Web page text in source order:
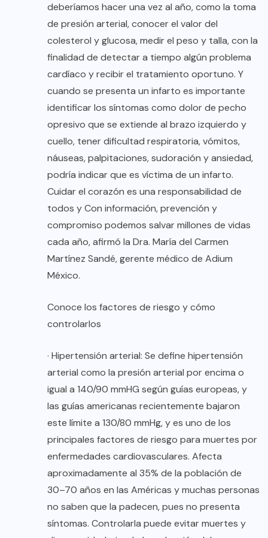
deberíamos hacer una vez al año, como la toma
de presión arterial, conocer el valor del
colesterol y glucosa, medir el peso y talla, con la
finalidad de detectar a tiempo algún problema
cardíaco y recibir el tratamiento oportuno. Y
cuando se presenta un infarto es importante
identificar los síntomas como dolor de pecho
opresivo que se extiende al brazo izquierdo y
cuello, tener dificultad respiratoria, vómitos,
náuseas, palpitaciones, sudoración y ansiedad,
podría indicar que es víctima de un infarto.
Cuidar el corazón es una responsabilidad de
todos y Con información, prevención y
compromiso podemos salvar millones de vidas
cada año, afirmó la Dra. María del Carmen
Martínez Sandé, gerente médico de Adium
México.
Conoce los factores de riesgo y cómo
controlarlos
· Hipertensión arterial: Se define hipertensión
arterial como la presión arterial por encima o
igual a 140/90 mmHG según guías europeas, y
las guías americanas recientemente bajaron
este límite a 130/80 mmHg, y es uno de los
principales factores de riesgo para muertes por
enfermedades cardiovasculares. Afecta
aproximadamente al 35% de la población de
30–70 años en las Américas y muchas personas
no saben que la padecen, pues no presenta
síntomas. Controlarla puede evitar muertes y